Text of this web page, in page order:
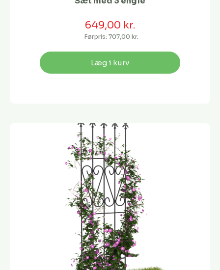
649,00 kr.
Førpris: 707,00 kr.
Læg i kurv